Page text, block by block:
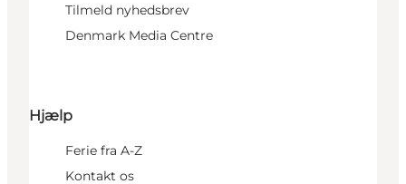
Tilmeld nyhedsbrev
Denmark Media Centre
Hjælp
Ferie fra A-Z
Kontakt os